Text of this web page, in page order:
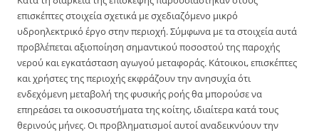
επισκέπτες στοιχεία σχετικά με σχεδιαζόμενο μικρό
υδροηλεκτρικό έργο στην περιοχή. Σύμφωνα με τα στοιχεία αυτά
προβλέπεται αξιοποίηση σημαντικού ποσοστού της παροχής
νερού και εγκατάσταση αγωγού μεταφοράς. Κάτοικοι, επισκέπτες
και χρήστες της περιοχής εκφράζουν την ανησυχία ότι
ενδεχόμενη μεταβολή της φυσικής ροής θα μπορούσε να
επηρεάσει τα οικοσυστήματα της κοίτης, ιδιαίτερα κατά τους
θερινούς μήνες. Οι προβληματισμοί αυτοί αναδεικνύουν την